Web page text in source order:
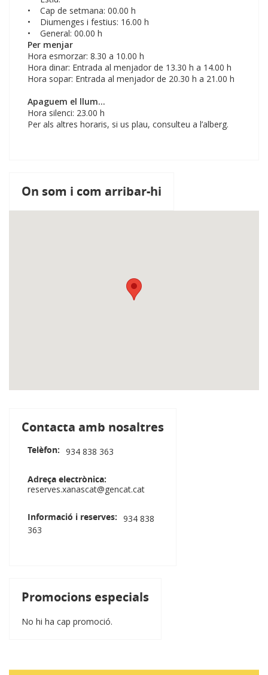
• Cap de setmana: 00.00 h
• Diumenges i festius: 16.00 h
• General: 00.00 h
Per menjar
Hora esmorzar: 8.30 a 10.00 h
Hora dinar: Entrada al menjador de 13.30 h a 14.00 h
Hora sopar: Entrada al menjador de 20.30 h a 21.00 h
Apaguem el llum...
Hora silenci: 23.00 h
Per als altres horaris, si us plau, consulteu a l’alberg.
On som i com arribar-hi
Contacta amb nosaltres
Telèfon 934 838 363
Adreça electrònica
reserves.xanascat@gencat.cat
Informació i reserves
934 838
363
Promocions especials
No hi ha cap promoció.